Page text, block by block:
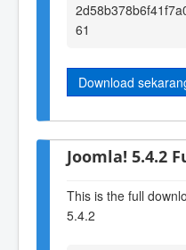
61
Download
Joomla! 5.4.2
This is the full
5.4.2